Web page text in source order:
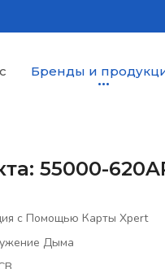
Бренды и
55000-
с Помощью Карты Xpert
Дыма